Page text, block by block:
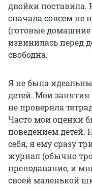
двойки поставила.
сначала совсем не
(готовые домашние
извинилась перед
свободна.
Я не была
детей. Мои
не проверяла
Часто мои оценки
поведением детей.
себя, я ему сразу
журнал (обычно
преподавание, и
своей маленькой